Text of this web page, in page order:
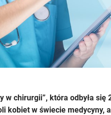
w chirurgii”, która odbyła
kobiet w świecie medycyny,